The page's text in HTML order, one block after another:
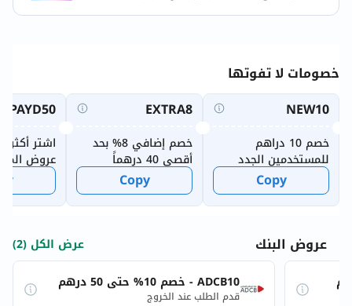
خصومات لا تفوتها
NEW10
خصم 10 دراهم
للمستخدمين الجدد
Copy
EXTRA8
خصم إضافي 8% بحد
أقصى 40 درهماً
Copy
PAYD50
اشتر أكثر
عروض
الأسبوعية
عروض البنك
عرض الكل (2)
ADCB10 - خصم 10% حتى 50 درهم
قدم الطلب عند الخروج